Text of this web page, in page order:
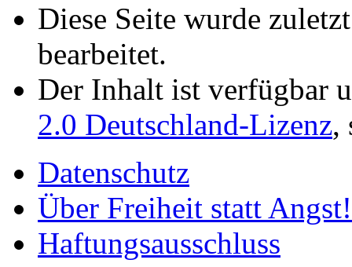
Diese Seite wurde
bearbeitet.
Der Inhalt ist verfügbar
2.0 Deutschland-Lizenz,
Datenschutz
Über Freiheit statt Angst!
Haftungsausschluss